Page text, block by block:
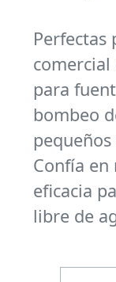
Perfectas
para
bombeo
Confía
eficacia
libre de